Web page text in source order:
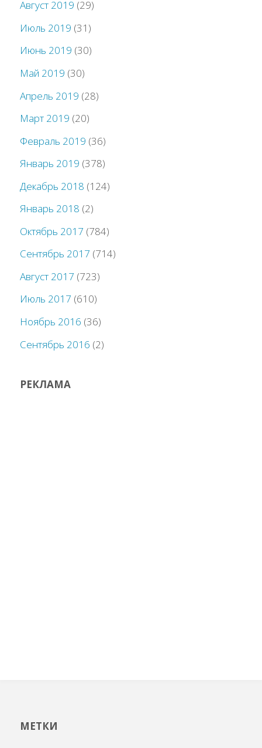
Август 2019 (29)
Июль 2019 (31)
Июнь 2019 (30)
Май 2019 (30)
Апрель 2019 (28)
Март 2019 (20)
Февраль 2019 (36)
Январь 2019 (378)
Декабрь 2018 (124)
Январь 2018 (2)
Октябрь 2017 (784)
Сентябрь 2017 (714)
Август 2017 (723)
Июль 2017 (610)
Ноябрь 2016 (36)
Сентябрь 2016 (2)
РЕКЛАМА
МЕТКИ